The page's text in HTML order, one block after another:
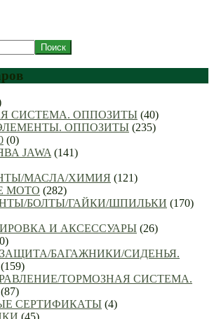
Поиск
СИСТЕМА. ОППОЗИТЫ (40)
ОППОЗИТЫ (235)
(0)
JAWA (141)
МАСЛА/ХИМИЯ (121)
МОТО (282)
БОЛТЫ/ГАЙКИ/ШПИЛЬКИ (170)
И АКСЕССУАРЫ (26)
БАГАЖНИКИ/СИДЕНЬЯ.
(159)
ТОРМОЗНАЯ СИСТЕМА.
(87)
СЕРТИФИКАТЫ (4)